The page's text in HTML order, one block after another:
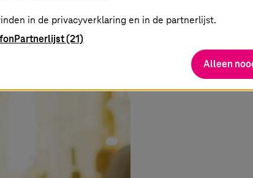
in de privacyverklaring en in de partnerlijst.
Partnerlijst (21)
Alleen